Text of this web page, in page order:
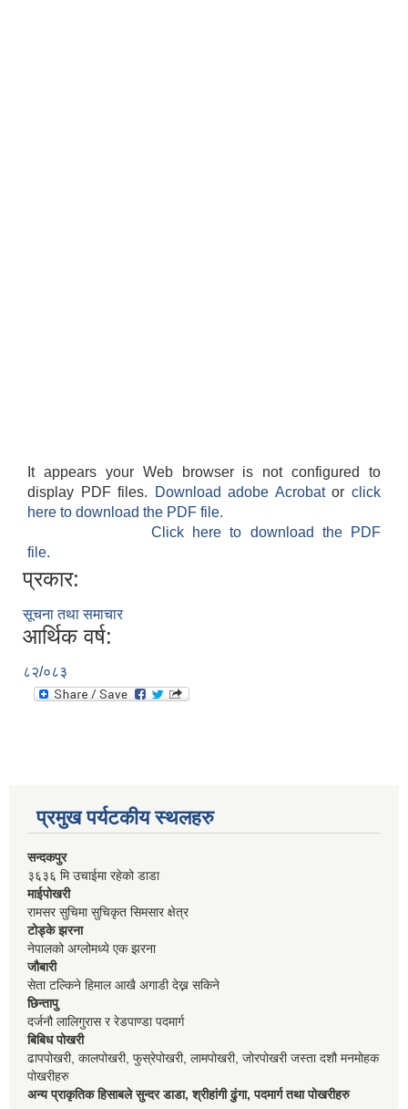
It appears your Web browser is not configured to
display PDF files.
Download adobe Acrobatorclick
here to download the PDF file.
Click here to download the PDF
file.
प्रकार:
सूचना तथा समाचार
आर्थिक वर्ष:
८२/०८३
प्रमुख पर्यटकीय स्थलहरु
सन्दकपुर
३६३६ मि उचाईमा रहेको डाडा
माईपोखरी
रामसर सुचिमा सुचिकृत सिमसार क्षेत्र
टोड्के झरना
नेपालको अग्लोमध्ये एक झरना
जौबारी
सेता टल्किने हिमाल आखै अगाडी देख्न सकिने
छिन्तापु
दर्जनौ लालिगुरास र रेडपाण्डा पदमार्ग
बिबिध पोखरी
ढापपोखरी, कालपोखरी, फुस्रेपोखरी, लामपोखरी, जोरपोखरी जस्ता दशौ मनमोहक
पोखरीहरु
अन्य प्राकृतिक हिसाबले सुन्दर डाडा, श्रीहांगी ढुंगा, पदमार्ग तथा पोखरीहरु